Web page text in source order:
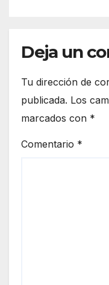
Deja un
Tu dirección de
publicada. Los
marcados con *
Comentario *